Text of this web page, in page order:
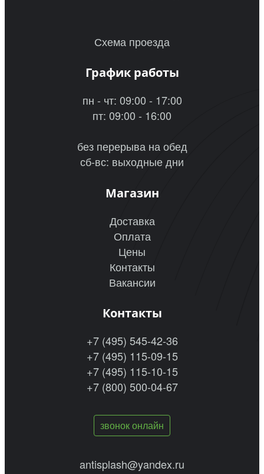
Схема проезда
График работы
пн - чт: 09:00 - 17:00
пт: 09:00 - 16:00
без перерыва на обед
сб-вс: выходные дни
Магазин
Доставка
Оплата
Цены
Контакты
Вакансии
Контакты
+7 (495) 545-42-36
+7 (495) 115-09-15
+7 (495) 115-10-15
+7 (800) 500-04-67
звонок онлайн
antisplash@yandex.ru